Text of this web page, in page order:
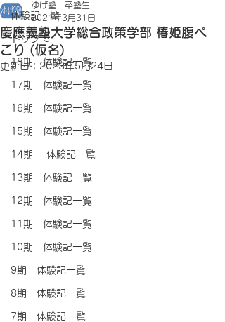
体験記一覧
トップ 5
18期 体験記一覧
17期 体験記一覧
16期 体験記一覧
15期 体験記一覧
14期 体験記一覧
13期 体験記一覧
12期 体験記一覧
11期 体験記一覧
10期 体験記一覧
9期 体験記一覧
8期 体験記一覧
7期 体験記一覧
慶應義塾大学総合政策学部 椿姫腹ぺ
こり (仮名)
ゆげ塾 卒塾生
2021年3月31日
更新日： 2023年5月24日